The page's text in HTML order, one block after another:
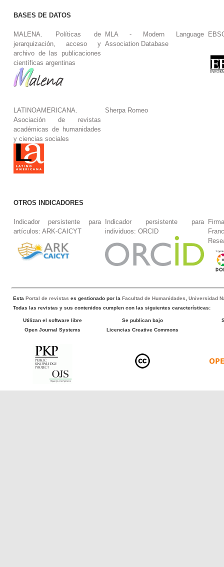
BASES DE DATOS
MALENA. Políticas de
jerarquización, acceso y
archivo de las publicaciones
científicas argentinas
MLA - Modern Language
Association Database
LATINOAMERICANA.
Asociación de revistas
académicas de humanidades
y ciencias sociales
Sherpa Romeo
OTROS INDICADORES
Indicador persistente para
artículos: ARK-CAICYT
Indicador persistente para
individuos: ORCID
EstaPortal de revistas es gestionado por laFacultad de Humanidades ,Universidad
Todas las revistas y sus contenidos cumplen con las siguientes características:
Utilizan el software libre
Open Journal Systems
Se publican bajo
Licencias Creative Commons